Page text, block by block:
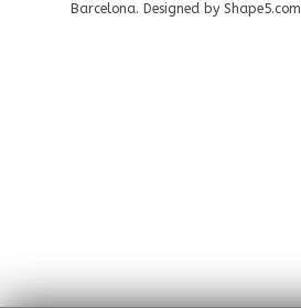
Barcelona. Designed by Shape5.com